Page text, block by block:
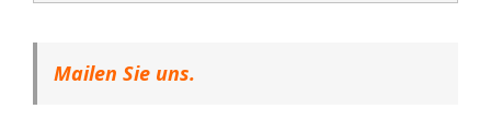
Mailen Sie uns.